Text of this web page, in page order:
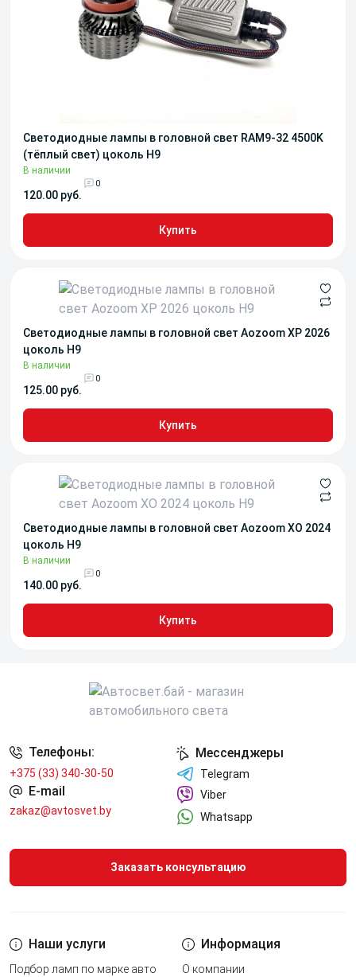
Светодиодные лампы в головной свет RAM9-32 4500K
(тёплый свет) цоколь H9
В наличии
0
120.00 руб.
Купить
Светодиодные лампы в головной свет Aozoom XP 2026
цоколь H9
В наличии
0
125.00 руб.
Купить
Светодиодные лампы в головной свет Aozoom XO 2024
цоколь H9
В наличии
0
140.00 руб.
Купить
Телефоны:
+375 (33) 340-30-50
E-mail
zakaz@avtosvet.by
Мессенджеры
Telegram
Viber
Whatsapp
Заказать консультацию
Наши услуги
Подбор ламп по марке авто
Информация
О компании